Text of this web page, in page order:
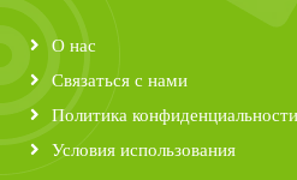
О нас
Связаться с нами
Политика конфиденциальности
Условия использования